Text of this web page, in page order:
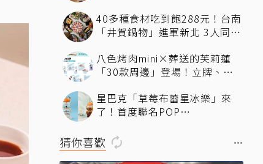
40多種食材吃到飽288元！台南
「井賀鍋物」進軍新北 3人同行
八色烤肉mini×葬送的芙莉蓮
「30款周邊」登場！立牌、鑰
星巴克「草莓布蕾星冰樂」來
了！首度聯名POP
「MOLLYｘBearista小熊杯」
必收藏
猜你喜歡